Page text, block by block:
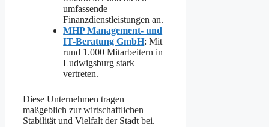
umfassende
Finanzdienstleistungen an.
MHP Management- und
IT-Beratung GmbH: Mit
rund 1.000 Mitarbeitern in
Ludwigsburg stark
vertreten.
Diese Unternehmen tragen
maßgeblich zur wirtschaftlichen
Stabilität und Vielfalt der Stadt bei.